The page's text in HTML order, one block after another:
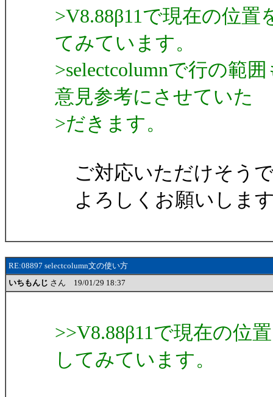
>V8.88β11で現在の位置
てみています。
>selectcolumnで行の範
意見参考にさせていた
>だきます。
ご対応いただけそう
よろしくお願いしま
RE:08897 selectcolumn文の使い方
いちもんじ さん 19/01/29 18:37
>>V8.88β11で現在の位
してみています。